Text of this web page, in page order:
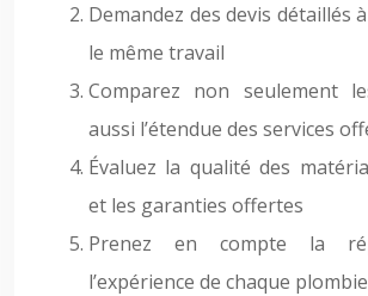
Demandez des devis détaillés
le même travail
Comparez non seulement
aussi l’étendue des services
Évaluez la qualité des
et les garanties offertes
Prenez en compte la
l’expérience de chaque